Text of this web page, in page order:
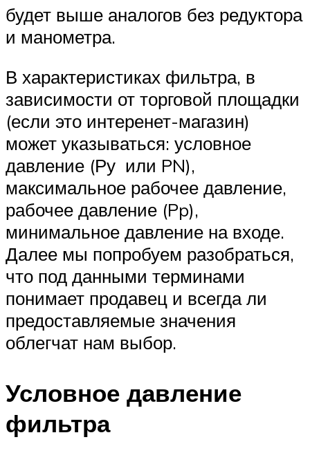
будет выше аналогов без редуктора
и манометра.
В характеристиках фильтра, в
зависимости от торговой площадки
(если это интеренет-магазин)
может указываться: условное
давление (Ру или PN),
максимальное рабочее давление,
рабочее давление (Pp),
минимальное давление на входе.
Далее мы попробуем разобраться,
что под данными терминами
понимает продавец и всегда ли
предоставляемые значения
облегчат нам выбор.
Условное давление
фильтра